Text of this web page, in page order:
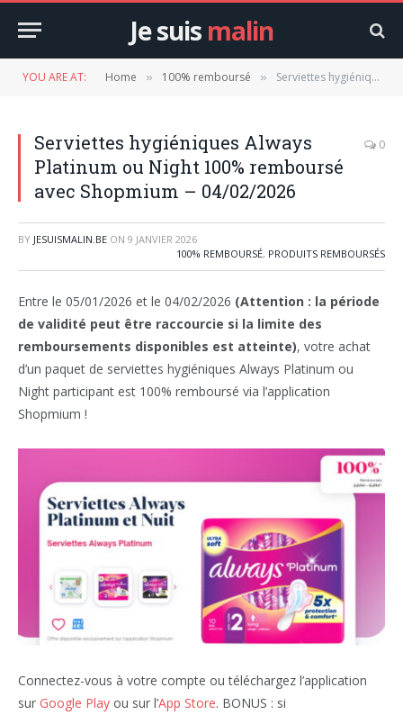
Je suis malin
YOU ARE AT: Home » 100% remboursé » Serviettes hygiéniques Always Platinum ou Night 100% remboursé avec Shopmium – 04/02/2026
Serviettes hygiéniques Always
Platinum ou Night 100% remboursé
avec Shopmium – 04/02/2026
0
BY JESUISMALIN.BE ON 9 JANVIER 2026
100% REMBOURSÉ, PRODUITS REMBOURSÉS
Entre le 05/01/2026 et le 04/02/2026 (Attention : la période
de validité peut être raccourcie si la limite des
remboursements disponibles est atteinte), votre achat
d’un paquet de serviettes hygiéniques Always Platinum ou
Night participant est 100% remboursé via l’application
Shopmium !
Connectez-vous à votre compte ou téléchargez l’application
sur Google Play ou sur l’App Store. BONUS : si